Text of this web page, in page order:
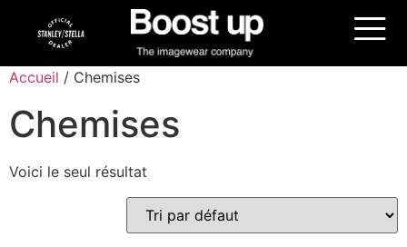
Accueil / Chemises
Chemises
Voici le seul résultat